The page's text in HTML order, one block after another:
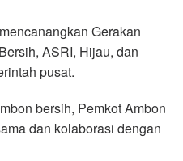
Gerakan
ASRI, Hijau, dan
pusat.
bersih, Pemkot Ambon
dan kolaborasi dengan